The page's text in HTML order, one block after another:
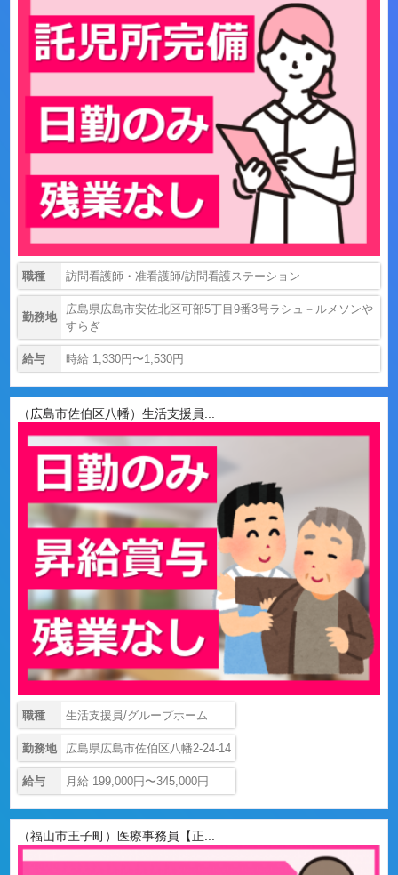
職種 訪問看護師・准看護師/訪問看護ステーション
勤務地
広島県広島市安佐北区可部5丁目9番3号ラシュ－ルメソンや
すらぎ
給与 時給 1,330円〜1,530円
（広島市佐伯区八幡）生活支援員...
職種 生活支援員/グループホーム
勤務地 広島県広島市佐伯区八幡2-24-14
給与 月給 199,000円〜345,000円
（福山市王子町）医療事務員【正...